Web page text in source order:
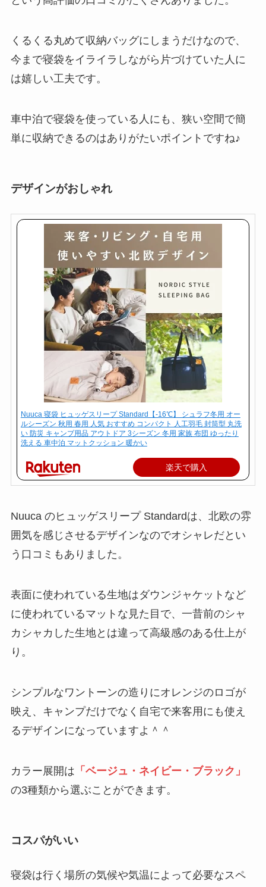
くるくる丸めて収納バッグにしまうだけなので、
今まで寝袋をイライラしながら片づけていた人に
は嬉しい工夫です。
車中泊で寝袋を使っている人にも、狭い空間で簡
単に収納できるのはありがたいポイントですね♪
デザインがおしゃれ
Nuuca 寝袋 ヒュッゲスリープ Standard【-16℃】 シュラフ冬用 オー
ルシーズン 秋用 春用 人気 おすすめ コンパクト 人工羽毛 封筒型 丸洗
い 防災 キャンプ用品 アウトドア 3シーズン 冬用 家族 布団 ゆったり
洗える 車中泊 マットクッション 暖かい
楽天で購入
Nuuca のヒュッゲスリープ Standardは、北欧の雰
囲気を感じさせるデザインなのでオシャレだとい
う口コミもありました。
表面に使われている生地はダウンジャケットなど
に使われているマットな見た目で、一昔前のシャ
カシャカした生地とは違って高級感のある仕上が
り。
シンプルなワントーンの造りにオレンジのロゴが
映え、キャンプだけでなく自宅で来客用にも使え
るデザインになっていますよ＾＾
カラー展開は 「ベージュ・ネイビー・ブラック」
の3種類から選ぶことができます。
コスパがいい
寝袋は行く場所の気候や気温によって必要なスペ